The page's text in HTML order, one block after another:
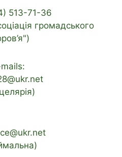
513-71-36
громадського